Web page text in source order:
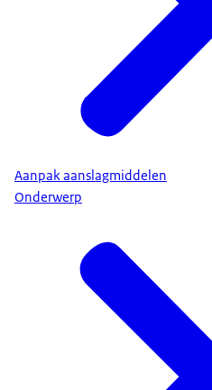
Aanpak aanslagmiddelen
Onderwerp